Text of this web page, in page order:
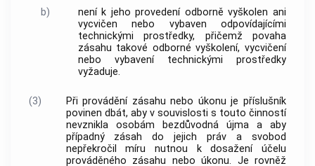
b)
není k jeho provedení odborně vyškolen ani
vycvičen nebo vybaven odpovídajícími
technickými prostředky, přičemž povaha
zásahu takové odborné vyškolení, vycvičení
nebo vybavení technickými prostředky
vyžaduje.
(3) Při provádění zásahu nebo úkonu je příslušník
povinen dbát, aby v souvislosti s touto činností
nevznikla osobám bezdůvodná újma a aby
případný zásah do jejich práv a svobod
nepřekročil míru nutnou k dosažení účelu
prováděného zásahu nebo úkonu. Je rovněž